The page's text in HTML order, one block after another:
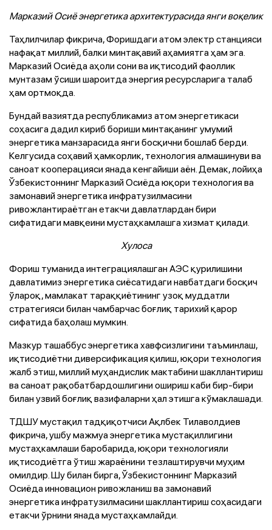
Марказий Осиё энергетика архитектурасида янги воқелик
Таҳлилчилар фикрича, Форишдаги атом электр станцияси
нафақат миллий, балки минтақавий аҳамиятга ҳам эга.
Марказий Осиёда аҳоли сони ва иқтисодий фаоллик
мунтазам ўсиши шароитда энергия ресурсларига талаб
ҳам ортмоқда.
Бундай вазиятда республикамиз атом энергетикаси
соҳасига дадил кириб бориши минтақанинг умумий
энергетика манзарасида янги босқични бошлаб берди.
Келгусида соҳавий ҳамкорлик, технология алмашинуви ва
саноат кооперацияси янада кенгайиши аён. Демак, лойиҳа
Ўзбекистоннинг Марказий Осиёда юқори технология ва
замонавий энергетика инфратузилмасини
ривожлантираётган етакчи давлатлардан бири
сифатидаги мавқеини мустаҳкамлашга хизмат қилади.
Хулоса
Фориш туманида интеграциялашган АЭС қурилишини
давлатимиз энергетика сиёсатидаги навбатдаги босқич
ўлароқ, мамлакат тараққиётининг узоқ муддатли
стратегияси билан чамбарчас боғлиқ тарихий қарор
сифатида баҳолаш мумкин.
Мазкур ташаббус энергетика хавфсизлигини таъминлаш,
иқтисодиётни диверсификация қилиш, юқори технология
жалб этиш, миллий муҳандислик мактабини шакллантириш
ва саноат рақобатбардошлигини ошириш каби бир-бири
билан узвий боғлиқ вазифаларни ҳал этишга кўмаклашади.
ТДШУ мустақил тадқиқотчиси Ақлбек Тилаволдиев
фикрича, ушбу мажмуа энергетика мустақиллигини
мустаҳкамлаши баробарида, юқори технологияли
иқтисодиётга ўтиш жараёнини тезлаштирувчи муҳим
омилдир. Шу билан бирга, Ўзбекистоннинг Марказий
Осиёда инновацион ривожланиш ва замонавий
энергетика инфратузилмасини шакллантириш соҳасидаги
етакчи ўрнини янада мустаҳкамлайди.